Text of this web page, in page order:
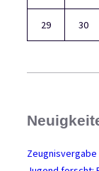
29 30
Zeugnisvergabe